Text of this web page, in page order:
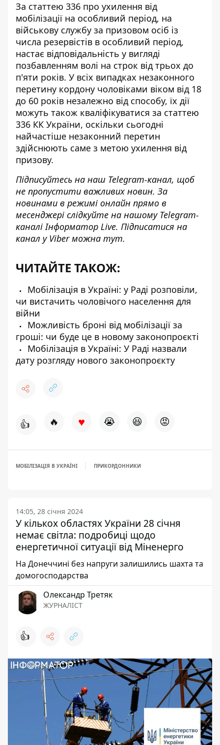
За статтею 336 про ухилення від
мобілізації на особливий період, на
військову службу за призовом осіб із
числа резервістів в особливий період,
настає відповідальність у вигляді
позбавленням волі на строк від трьох до
п'яти років. У всіх випадках незаконного
перетину кордону чоловіками віком від 18
до 60 років незалежно від способу, їх дії
можуть також кваліфікуватися за статтею
336 КК України, оскільки сьогодні
найчастіше незаконний перетин
здійснюють саме з метою ухилення від
призову.
Підписуйтесь на наш Telegram-канал, щоб
не пропустити важливих новин. За
новинами в режимі онлайн прямо в
месенджері слідкуйте на нашому Telegram-
каналіІнформатор Live. Підписатися на
канал у Viber можна тут.
ЧИТАЙТЕ ТАКОЖ:
Мобілізація в Україні: у Раді розповіли,
чи вистачить чоловічого населення для
війни
Можливість броні від мобілізації за
гроші: чи буде це в новому законопроєкті
Мобілізація в Україні: У Раді назвали
дату розгляду нового законопроєкту
👍 🔥 ♥ 😭 😆 😡
МОБІЛІЗАЦІЯ В УКРАЇНІ ПРИКОРДОННИКИ
14:05, 28 січня 2024
У кількох областях України 28 січня
немає світла: подробиці щодо
енергетичної ситуації від Міненерго
На Донеччині без напруги залишились шахта та
домогосподарства
Олександр Третяк
ЖУРНАЛІСТ
👍